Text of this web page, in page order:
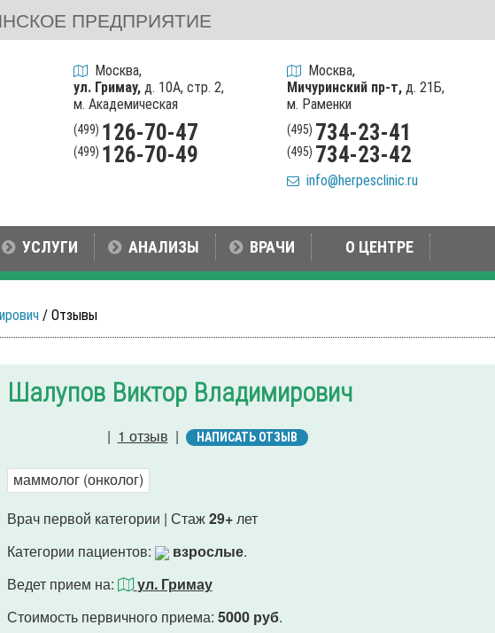
ПРЕДПРИЯТИЕ
Москва,
ул. Гримау,д. 10А, стр. 2,
м. Академическая
(499) 126-70-47
(499) 126-70-49
Москва,
Мичуринский пр-т, д. 21Б,
м. Раменки
(495) 734-23-41
(495) 734-23-42
info@herpesclinic.ru
УСЛУГИ АНАЛИЗЫ ВРАЧИ О ЦЕНТРЕ
/ Отзывы
Шалупов Виктор Владимирович
| 1 отзыв | НАПИСАТЬ ОТЗЫВ
маммолог (онколог)
Врач первой категории | Стаж29+лет
Категории пациентов:
взрослые.
Ведет прием на:
ул. Гримау
Стоимость первичного приема: 5000 руб.